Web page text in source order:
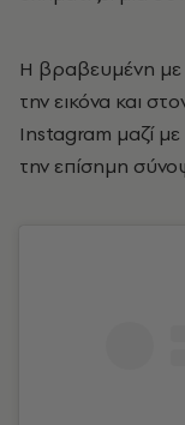
Η βραβευμένη με
την εικόνα και
Instagram μαζί
την επίσημη